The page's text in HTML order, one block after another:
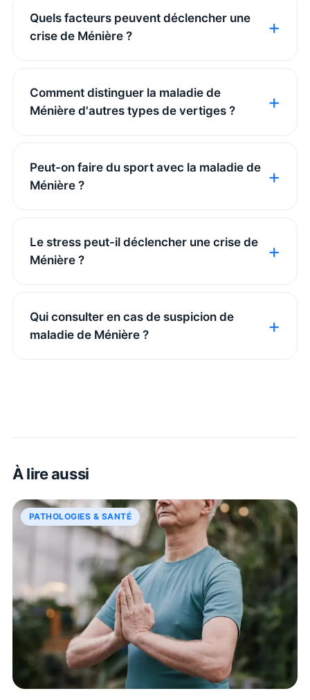
Quels facteurs peuvent déclencher une
crise de Ménière ?
Comment distinguer la maladie de
Ménière d'autres types de vertiges ?
Peut-on faire du sport avec la maladie de
Ménière ?
Le stress peut-il déclencher une crise de
Ménière ?
Qui consulter en cas de suspicion de
maladie de Ménière ?
À lire aussi
PATHOLOGIES & SANTÉ